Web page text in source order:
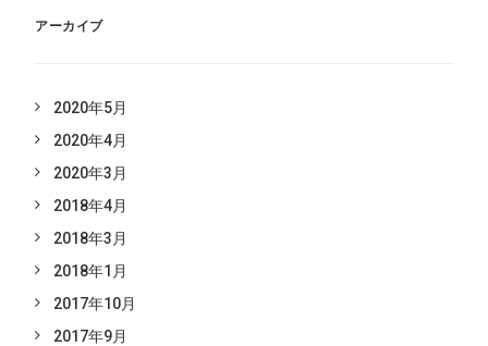
アーカイブ
2020年5月
2020年4月
2020年3月
2018年4月
2018年3月
2018年1月
2017年10月
2017年9月